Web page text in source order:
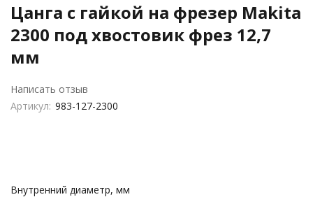
Цанга с гайкой на фрезер Makita
2300 под хвостовик фрез 12,7
мм
Написать отзыв
Артикул: 983-127-2300
Внутренний диаметр, мм